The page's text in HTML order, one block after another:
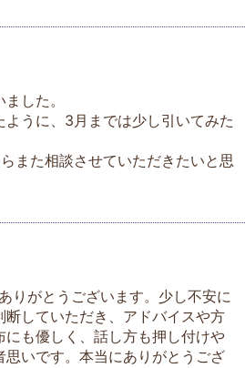
した。
うに、3月までは少し引いてみた
また相談させていただきたいと思
りがとうございます。少し不安に
断していただき、アドバイスや方
にも優しく、話し方も押し付けや
思いです。本当にありがとうござ